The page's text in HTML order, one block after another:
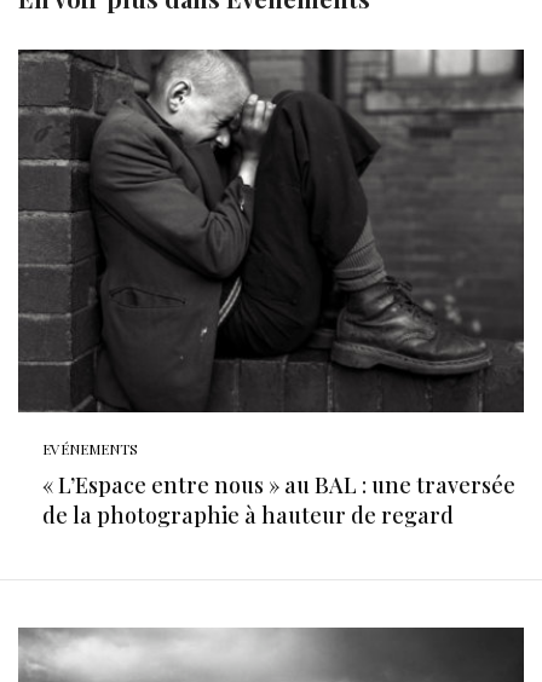
EVÉNEMENTS
« L’Espace entre nous » au BAL : une traversée
de la photographie à hauteur de regard